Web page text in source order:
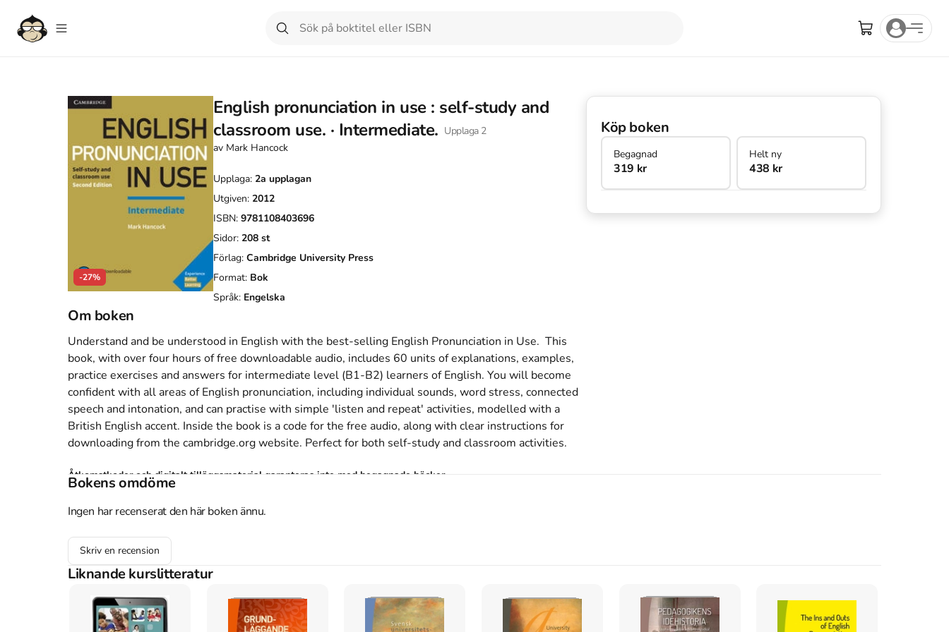
-27%
English pronunciation in use : self-study and
classroom use. · Intermediate. Upplaga 2
av Mark Hancock
Upplaga: 2a upplagan
Utgiven: 2012
ISBN: 9781108403696
Sidor: 208 st
Förlag: Cambridge University Press
Format: Bok
Språk: Engelska
Om boken
Understand and be understood in English with the best-selling English Pronunciation in Use.  This
book, with over four hours of free downloadable audio, includes 60 units of explanations, examples,
practice exercises and answers for intermediate level (B1-B2) learners of English. You will become
confident with all areas of English pronunciation, including individual sounds, word stress, connected
speech and intonation, and can practise with simple 'listen and repeat' activities, modelled with a
British English accent. Inside the book is a code for the free audio, along with clear instructions for
downloading from the cambridge.org website. Perfect for both self-study and classroom activities.
Åtkomstkoder och digitalt tilläggsmaterial garanteras inte med begagnade böcker
Mer om English pronunciation in use : self-study and classroom use. · Intermediate. (2012)
2012 släpptes boken English pronunciation in use : self-study and classroom use. · Intermediate.
skriven avMark Hancock.Det är den 2a upplagan av kursboken.
av 208 sidor.Förlaget bakom boken ärCambridge University Press.
Köp bokenEnglish pronunciation in use : self-study and classroom use. · Intermediate.
på
Köp boken
Begagnad
319 kr
Helt ny
438 kr
Bokens omdöme
Ingen har recenserat den här boken ännu.
Skriv en recension
Liknande kurslitteratur